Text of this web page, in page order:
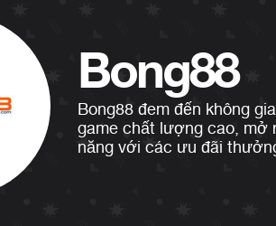
Bong88
Bong88 đem đến không
game chất lượng cao, mở
năng với các ưu đãi